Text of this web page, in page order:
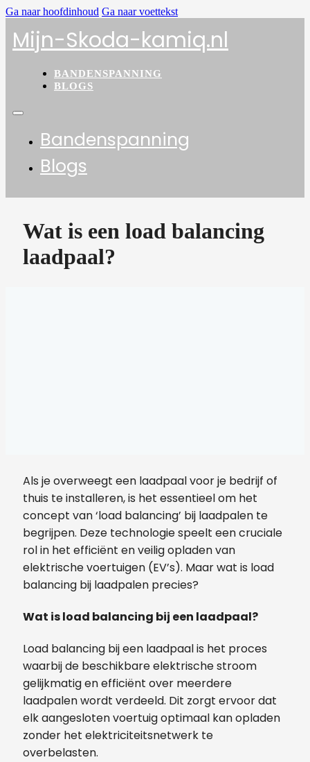
Ga naar hoofdinhoud Ga naar voettekst
Mijn-Skoda-kamiq.nl
BANDENSPANNING
BLOGS
Bandenspanning
Blogs
Wat is een load balancing
laadpaal?
Als je overweegt een laadpaal voor je bedrijf of
thuis te installeren, is het essentieel om het
concept van ‘load balancing’ bij laadpalen te
begrijpen. Deze technologie speelt een cruciale
rol in het efficiënt en veilig opladen van
elektrische voertuigen (EV’s). Maar wat is load
balancing bij laadpalen precies?
Wat is load balancing bij een laadpaal?
Load balancing bij een laadpaal is het proces
waarbij de beschikbare elektrische stroom
gelijkmatig en efficiënt over meerdere
laadpalen wordt verdeeld. Dit zorgt ervoor dat
elk aangesloten voertuig optimaal kan opladen
zonder het elektriciteitsnetwerk te
overbelasten.